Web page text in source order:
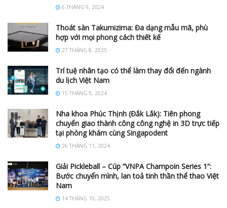
6 THÁNG 9, 2024
Thoát sàn Takumizima: Đa dạng mẫu mã, phù
hợp với mọi phong cách thiết kế
27 THÁNG 8, 2025
Trí tuệ nhân tạo có thể làm thay đổi đến ngành
du lịch Việt Nam
15 THÁNG 9, 2024
Nha khoa Phúc Thịnh (Đắk Lắk): Tiên phong
chuyển giao thành công công nghệ in 3D trực tiếp
tại phòng khám cùng Singapodent
26 THÁNG 11, 2024
Giải Pickleball – Cúp “VNPA Champoin Series 1”:
Bước chuyển mình, lan toả tinh thần thể thao Việt
Nam
14 THÁNG 10, 2025